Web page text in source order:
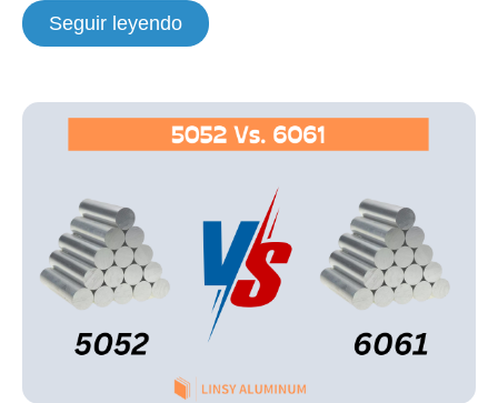
Seguir leyendo